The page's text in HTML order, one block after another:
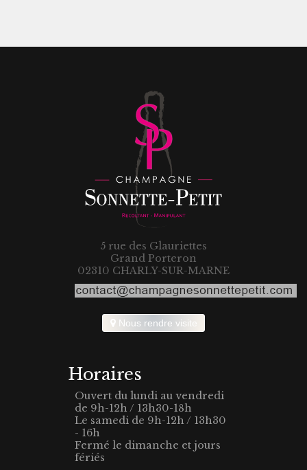
5 rue des Glauriettes
Grand Porteron
02310 CHARLY-SUR-MARNE
Nous rendre visite
Horaires
Ouvert du lundi au vendredi
de 9h-12h / 13h30-18h
Le samedi de 9h-12h / 13h30
- 16h
Fermé le dimanche et jours
fériés